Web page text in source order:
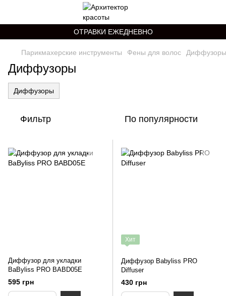
ОТРАВКИ ЕЖЕДНЕВНО
Парикмахерские инструменты Фены для волос Диффузоры
Диффузоры
Диффузоры
Фильтр По популярности
Диффузор для укладки
BaByliss PRO BABD05E
595 грн
Хит
Диффузор Babyliss PRO
Diffuser
430 грн